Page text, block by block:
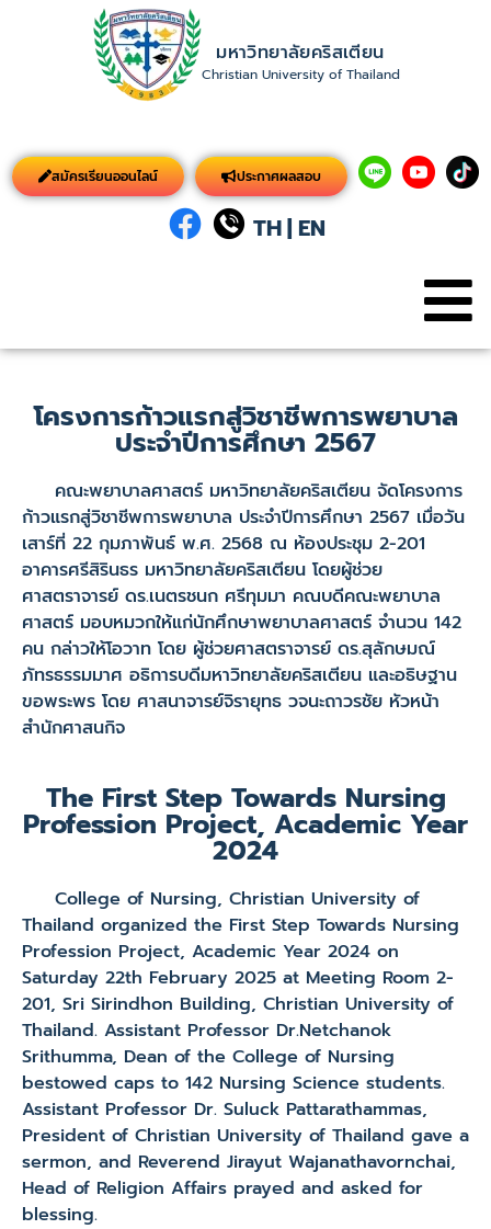
มหาวิทยาลัยคริสเตียน
Christian University of Thailand
สมัครเรียนออนไลน์ ประกาศผลสอบ
TH| EN
โครงการก้าวแรกสู่วิชาชีพการพยาบาล
ประจำปีการศึกษา 2567
คณะพยาบาลศาสตร์ มหาวิทยาลัยคริสเตียน จัดโครงการ
ก้าวแรกสู่วิชาชีพการพยาบาล ประจำปีการศึกษา 2567 เมื่อวัน
เสาร์ที่ 22 กุมภาพันธ์ พ.ศ. 2568 ณ ห้องประชุม 2-201
อาคารศรีสิรินธร มหาวิทยาลัยคริสเตียน โดยผู้ช่วย
ศาสตราจารย์ ดร.เนตรชนก ศรีทุมมา คณบดีคณะพยาบาล
ศาสตร์ มอบหมวกให้แก่นักศึกษาพยาบาลศาสตร์ จำนวน 142
คน กล่าวให้โอวาท โดย ผู้ช่วยศาสตราจารย์ ดร.สุลักษมณ์
ภัทรธรรมมาศ อธิการบดีมหาวิทยาลัยคริสเตียน และอธิษฐาน
ขอพระพร โดย ศาสนาจารย์จิรายุทธ วจนะถาวรชัย หัวหน้า
สำนักศาสนกิจ
The First Step Towards Nursing
Profession Project, Academic Year
2024
College of Nursing, Christian University of
Thailand organized the First Step Towards Nursing
Profession Project, Academic Year 2024 on
Saturday 22th February 2025 at Meeting Room 2-
201, Sri Sirindhon Building, Christian University of
Thailand. Assistant Professor Dr.Netchanok
Srithumma, Dean of the College of Nursing
bestowed caps to 142 Nursing Science students.
Assistant Professor Dr. Suluck Pattarathammas,
President of Christian University of Thailand gave a
sermon, and Reverend Jirayut Wajanathavornchai,
Head of Religion Affairs prayed and asked for
blessing.